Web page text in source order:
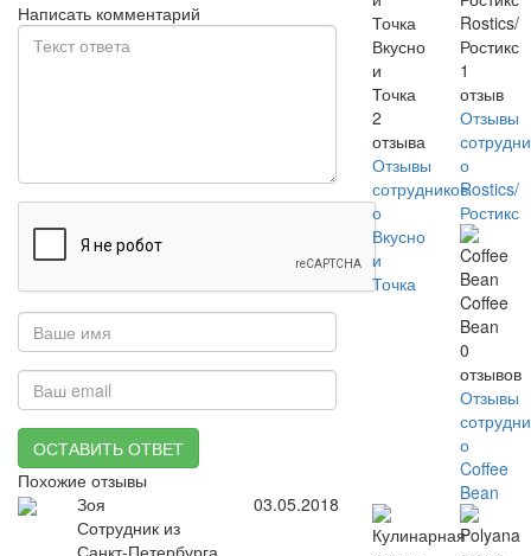
Написать комментарий
ОСТАВИТЬ ОТВЕТ
Похожие отзывы
Зоя
Сотрудник из
Санкт-Петербурга
03.05.2018
Вкусно
и
Точка
2
отзыва
Отзывы
сотрудников
о
Вкусно
и
Точка
Rostics/
Ростикс
1
отзыв
Отзывы
о
Rostics/
Ростикс
Coffee
Bean
0
отзывов
Отзывы
о
Coffee
Bean